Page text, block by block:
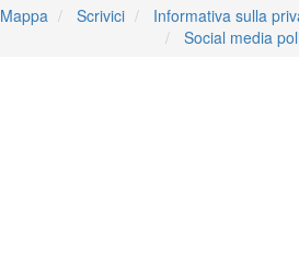
Mappa Scrivici
Informativa sulla
Social media